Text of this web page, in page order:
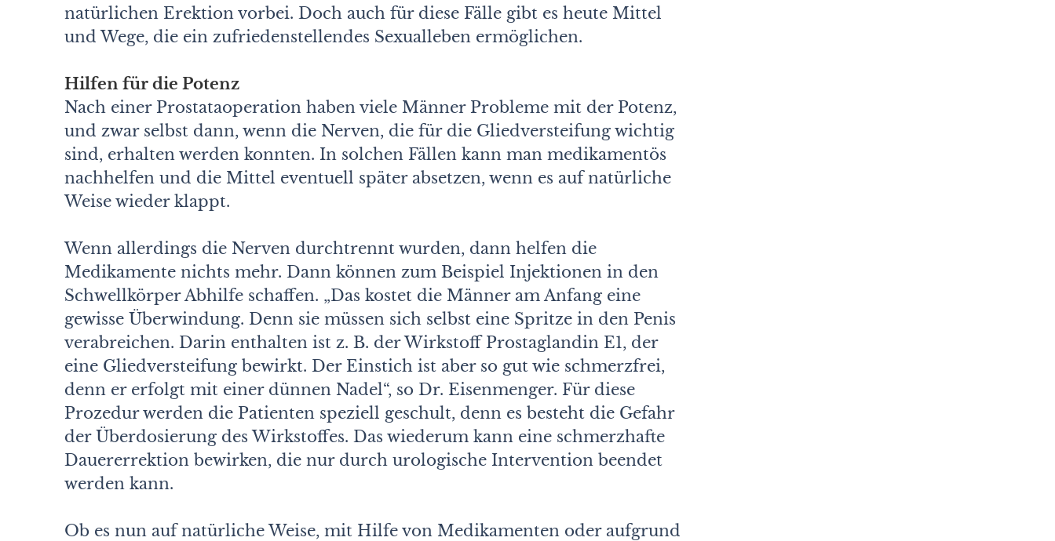
natürlichen Erektion vorbei. Doch auch für diese Fälle gibt es heute Mittel
und Wege, die ein zufriedenstellendes Sexualleben ermöglichen.
Hilfen für die Potenz
Nach einer Prostataoperation haben viele Männer Probleme mit der Potenz,
und zwar selbst dann, wenn die Nerven, die für die Gliedversteifung wichtig
sind, erhalten werden konnten. In solchen Fällen kann man medikamentös
nachhelfen und die Mittel eventuell später absetzen, wenn es auf natürliche
Weise wieder klappt.
Wenn allerdings die Nerven durchtrennt wurden, dann helfen die
Medikamente nichts mehr. Dann können zum Beispiel Injektionen in den
Schwellkörper Abhilfe schaffen. „Das kostet die Männer am Anfang eine
gewisse Überwindung. Denn sie müssen sich selbst eine Spritze in den Penis
verabreichen. Darin enthalten ist z. B. der Wirkstoff Prostaglandin E1, der
eine Gliedversteifung bewirkt. Der Einstich ist aber so gut wie schmerzfrei,
denn er erfolgt mit einer dünnen Nadel“, so Dr. Eisenmenger. Für diese
Prozedur werden die Patienten speziell geschult, denn es besteht die Gefahr
der Überdosierung des Wirkstoffes. Das wiederum kann eine schmerzhafte
Dauererrektion bewirken, die nur durch urologische Intervention beendet
werden kann.
Ob es nun auf natürliche Weise, mit Hilfe von Medikamenten oder aufgrund